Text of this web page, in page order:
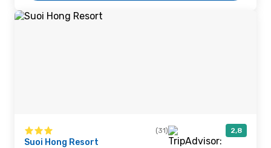
(31) 2,8
Suoi Hong Resort